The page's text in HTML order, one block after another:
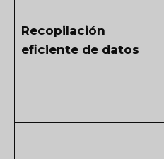
Recopilación
eficiente de datos